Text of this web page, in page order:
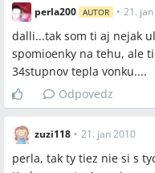
perla200 AUTOR • 21.
dalli...tak som ti aj nejak
spomioenky na tehu, ale
34stupnov tepla vonku....
Odpovedz
zuzi118 • 21. jan 2010
perla, tak ty tiez nie si s